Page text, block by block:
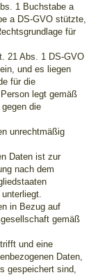
1 Buchstabe a
a DS-GVO stützte,
für
21 Abs. 1 DS-GVO
und es liegen
für die
legt gemäß
die
unrechtmäßig
Daten ist zur
nach dem
in Bezug auf
gemäß
und eine
Daten,
gespeichert sind,